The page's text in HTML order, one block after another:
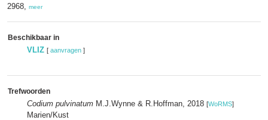
2968, meer
Beschikbaar in
VLIZ [ aanvragen ]
Trefwoorden
Codium pulvinatum M.J.Wynne & R.Hoffman, 2018 [WoRMS]
Marien/Kust